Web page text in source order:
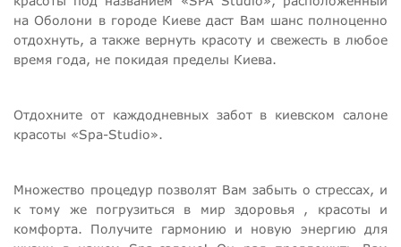
на Оболони в городе Киеве даст Вам шанс полноценно
отдохнуть, а также вернуть красоту и свежесть в любое
время года, не покидая пределы Киева.
Отдохните от каждодневных забот в киевском салоне
красоты «Spа-Studiо».
Множество процедур позволят Вам забыть о стрессах, и
к тому же погрузиться в мир здоровья , красоты и
комфорта. Получите гармонию и новую энергию для